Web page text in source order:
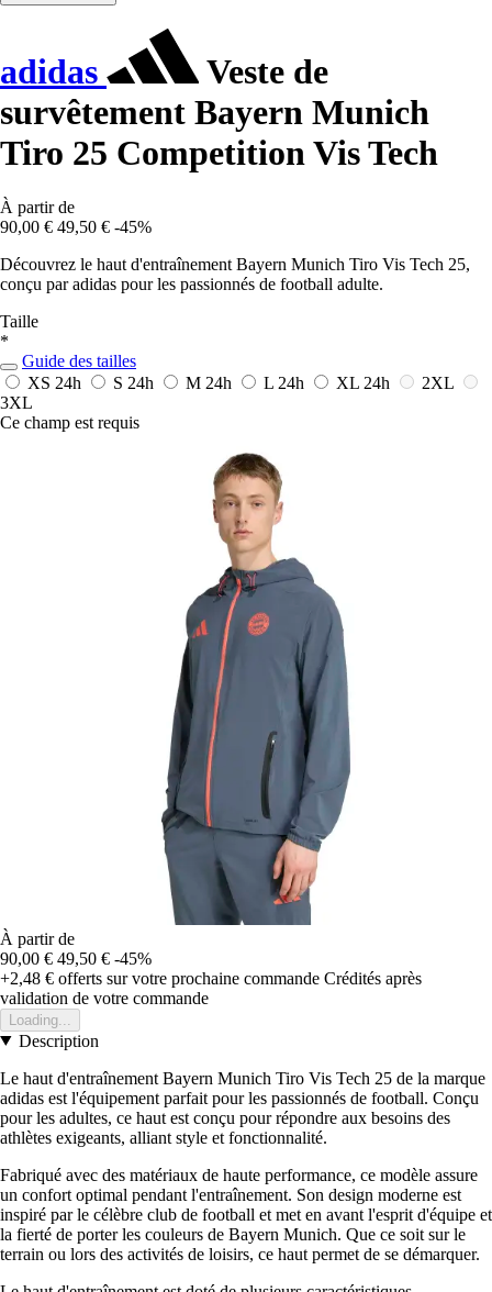
adidas
Veste de
survêtement Bayern Munich
Tiro 25 Competition Vis Tech
À partir de
90,00 € 49,50 € -45%
Découvrez le haut d'entraînement Bayern Munich Tiro Vis Tech 25,
conçu par adidas pour les passionnés de football adulte.
Taille
*
Guide des tailles
XS 24h S 24h M 24h L 24h XL 24h
2XL
3XL
Ce champ est requis
À partir de
90,00 € 49,50 € -45%
+2,48 € offerts sur votre prochaine commande Crédités après
validation de votre commande
Loading...
Description
Le haut d'entraînement Bayern Munich Tiro Vis Tech 25 de la marque
adidas est l'équipement parfait pour les passionnés de football. Conçu
pour les adultes, ce haut est conçu pour répondre aux besoins des
athlètes exigeants, alliant style et fonctionnalité.
Fabriqué avec des matériaux de haute performance, ce modèle assure
un confort optimal pendant l'entraînement. Son design moderne est
inspiré par le célèbre club de football et met en avant l'esprit d'équipe et
la fierté de porter les couleurs de Bayern Munich. Que ce soit sur le
terrain ou lors des activités de loisirs, ce haut permet de se démarquer.